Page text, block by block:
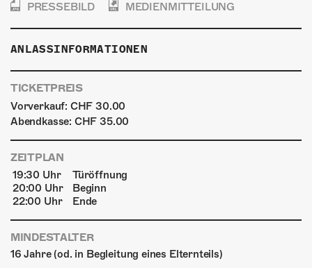
PRESSEBILD MEDIENMITTEILUNG
ANLASSINFORMATIONEN
TICKETPREIS
Vorverkauf: CHF 30.00
Abendkasse: CHF 35.00
ZEITPLAN
19:30 Uhr
Türöffnung
20:00 Uhr
Beginn
22:00 Uhr
Ende
MINDESTALTER
16 Jahre (od. in Begleitung eines Elternteils)